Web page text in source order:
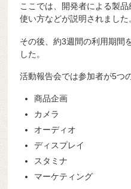
ここでは、開発者による製
使い方などが説明されました
その後、約3週間の利用期間
した。
活動報告会では参加者が5つ
商品企画
カメラ
オーディオ
ディスプレイ
スタミナ
マーケティング